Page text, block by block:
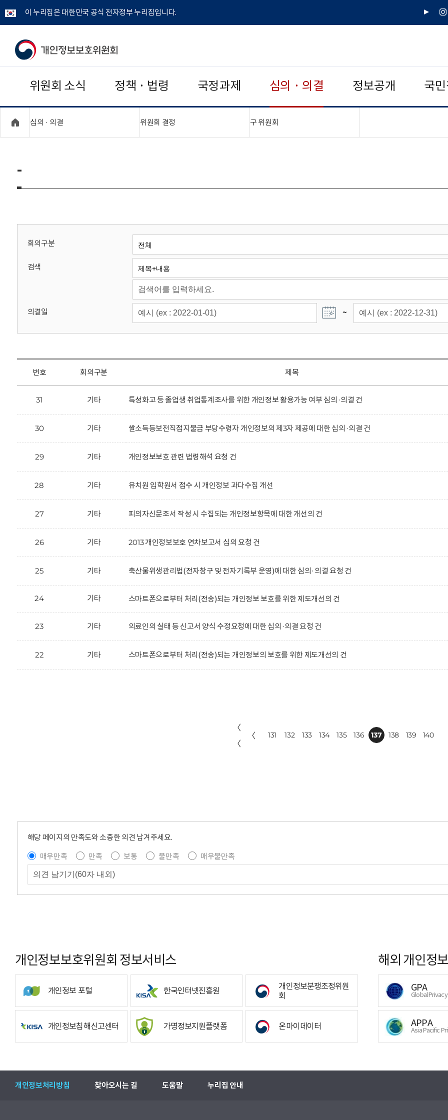
이 누리집은 대한민국 공식 전자정부 누리집입니다.
유
인
개
보
보
위
회
위원회 소식 정책 · 법령 국정과제 심의 · 의결 정보공개 국
심의 · 의결 위원회 결정 구 위원회
-
회의구분
검색
의결일 ~
번호 회의구분 제목
31 기타 특성화고 등 졸업생 취업통계조사를 위한 개인정보 활용가능 여부 심의·의결 건
30 기타 쌀소득등보전직접지불금 부당수령자 개인정보의 제3자 제공에 대한 심의·의결 건
29 기타 개인정보보호 관련 법령해석 요청 건
28 기타 유치원 입학원서 접수 시 개인정보 과다수집 개선
27 기타 피의자신문조서 작성 시 수집되는 개인정보항목에 대한 개선의 건
26 기타 2013 개인정보보호 연차보고서 심의 요청 건
25 기타 축산물위생관리법(전자창구 및 전자기록부 운영)에 대한 심의·의결 요청 건
24 기타 스마트폰으로부터 처리(전송)되는 개인정보 보호를 위한 제도개선의 건
23 기타 의료인의 실태 등 신고서 양식 수정요청에 대한 심의·의결 요청 건
22 기타 스마트폰으로부터 처리(전송)되는 개인정보의 보호를 위한 제도개선의 건
〈
〈
〈 131 132 133 134 135 136 137 138 139 140
해당 페이지의 만족도와 소중한 의견 남겨주세요.
매우만족
만족 보통 불만족 매우불만족
개인정보보호위원회 정보서비스
개인정보 포털 한국인터넷진흥원
개인정보분쟁조정위원
회
개인정보침해신고센터 가명정보지원플랫폼 온마이데이터
해외 개인정
GPA
Global
APPA
Asia Pacific
개인정보처리방침 찾아오시는 길 도움말 누리집 안내